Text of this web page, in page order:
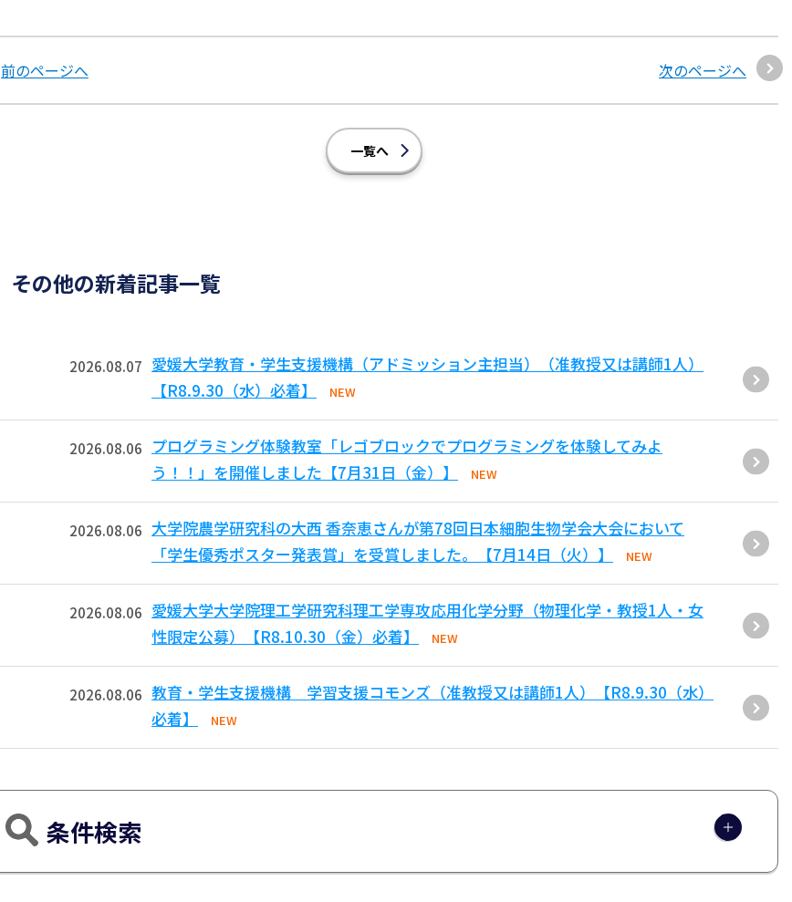
前のページへ 次のページへ
一覧へ
その他の新着記事一覧
2026.08.07 愛媛大学教育・学生支援機構（アドミッション主担当）（准教授又は講師1人）
【R8.9.30（水）必着】
NEW
2026.08.06
プログラミング体験教室「レゴブロックでプログラミングを体験してみよ
う！！」を開催しました【7月31日（金）】
NEW
2026.08.06 大学院農学研究科の大西 香奈恵さんが第78回日本細胞生物学会大会において
「学生優秀ポスター発表賞」を受賞しました。【7月14日（火）】
NEW
2026.08.06 愛媛大学大学院理工学研究科理工学専攻応用化学分野（物理化学・教授1人・女
性限定公募）【R8.10.30（金）必着】
NEW
2026.08.06 教育・学生支援機構 学習支援コモンズ（准教授又は講師1人）【R8.9.30（水）
必着】
NEW
条件検索